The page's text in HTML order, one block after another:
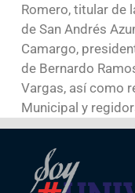
Romero, titular de
de San Andrés
Camargo,
de Bernardo
Vargas, así como
Municipal y